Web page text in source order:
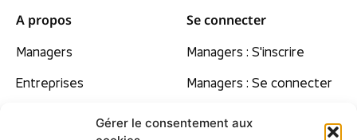
Gérer le consentement aux
A propos
Managers
Entreprises
Se connecter
Managers : S'inscrire
Managers : Se connecter